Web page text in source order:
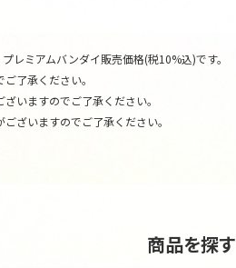
ミアムバンダイ販売価格(税10%込)です。
了承ください。
いますのでご了承ください。
ざいますのでご了承ください。
商品を探す